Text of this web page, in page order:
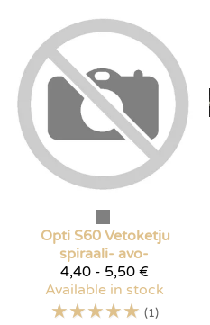
Opti S60 Vetoketju
spiraali- avo-
4,40 - 5,50 €
Available in stock
☆☆☆☆☆ (1)